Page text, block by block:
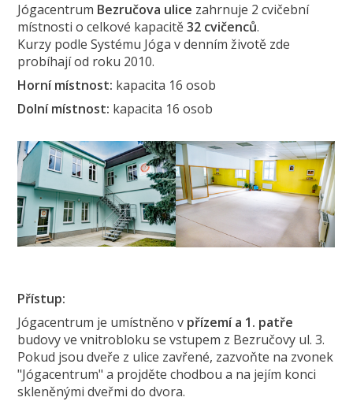
Jógacentrum Bezručova ulice zahrnuje 2 cvičební
místnosti o celkové kapacitě32 cvičenců.
Kurzy podle Systému Jóga v denním životě zde
probíhají od roku 2010.
Horní místnost: kapacita 16 osob
Dolní místnost: kapacita 16 osob
Přístup:
Jógacentrum je umístněno v přízemí a 1. patře
budovy ve vnitrobloku se vstupem z Bezručovy ul. 3.
Pokud jsou dveře z ulice zavřené, zazvoňte na zvonek
"Jógacentrum" a projděte chodbou a na jejím konci
skleněnými dveřmi do dvora.